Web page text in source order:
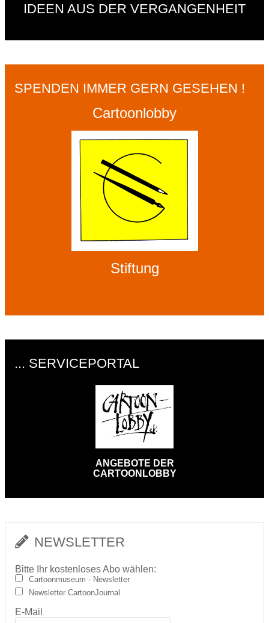
IDEEN AUS DER VERGANGENHEIT
SPENDEN IMMER GERN GESEHEN !
Cartoonlobby
Stiftung
... SERVICEPORTAL
ANGEBOTE DER
CARTOONLOBBY
NEWSLETTER
Bitte Ihr kostenloses Abo wählen:
Cartoonmuseum - Newsletter
Newsletter CartoonJournal
E-Mail